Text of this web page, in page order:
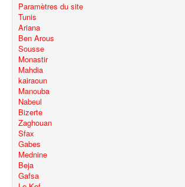
Paramètres du site
Tunis
Ariana
Ben Arous
Sousse
Monastir
Mahdia
kairaoun
Manouba
Nabeul
Bizerte
Zaghouan
Sfax
Gabes
Mednine
Beja
Gafsa